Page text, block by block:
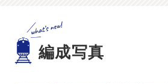
編成写真